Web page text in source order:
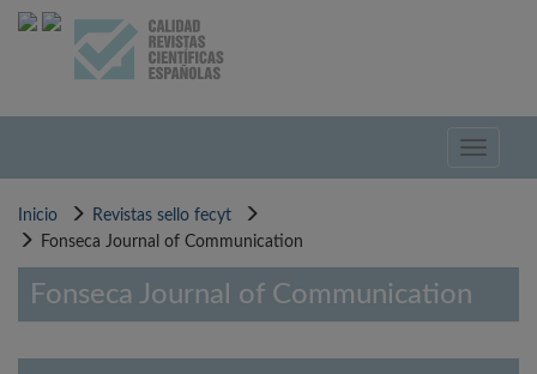
Pasar
Toggle
Inicio
Revistas sello fecyt
Fonseca Journal of Communication
Fonseca Journal of Communication